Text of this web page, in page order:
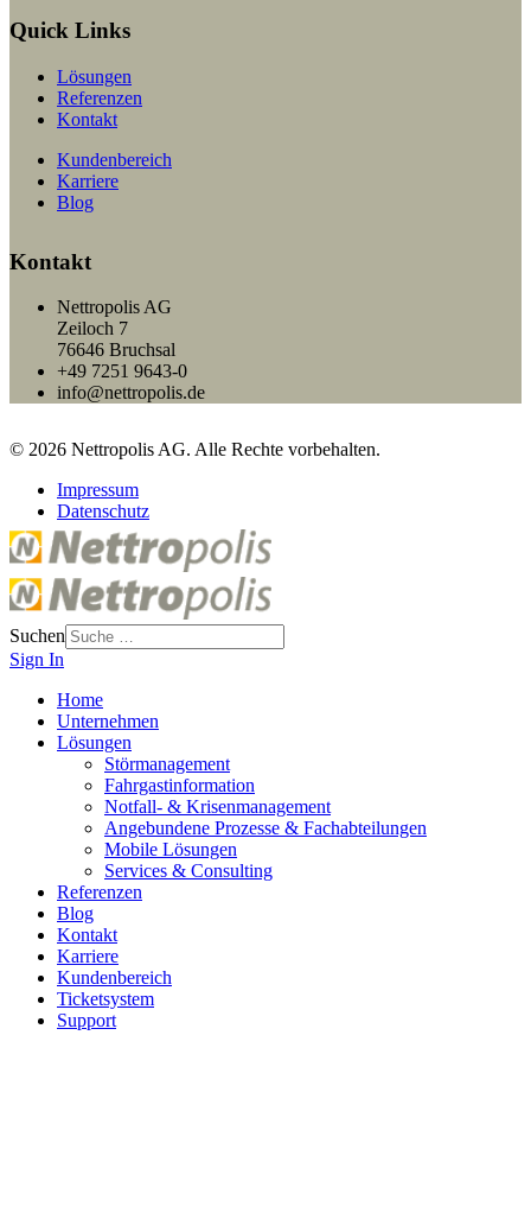
Quick Links
Lösungen
Referenzen
Kontakt
Kundenbereich
Karriere
Blog
Kontakt
Nettropolis AG
Zeiloch 7
76646 Bruchsal
+49 7251 9643-0
info@nettropolis.de
© 2026 Nettropolis AG. Alle Rechte vorbehalten.
Impressum
Datenschutz
Suchen
Sign In
Home
Unternehmen
Lösungen
Störmanagement
Fahrgastinformation
Notfall- & Krisenmanagement
Angebundene Prozesse & Fachabteilungen
Mobile Lösungen
Services & Consulting
Referenzen
Blog
Kontakt
Karriere
Kundenbereich
Ticketsystem
Support